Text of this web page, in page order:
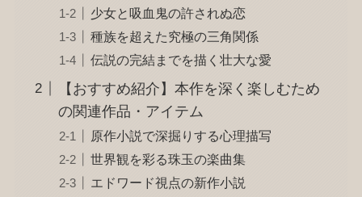
少女と吸血鬼の許されぬ恋
種族を超えた究極の三角関係
伝説の完結までを描く壮大な愛
【おすすめ紹介】本作を深く楽しむため
の関連作品・アイテム
原作小説で深掘りする心理描写
世界観を彩る珠玉の楽曲集
エドワード視点の新作小説